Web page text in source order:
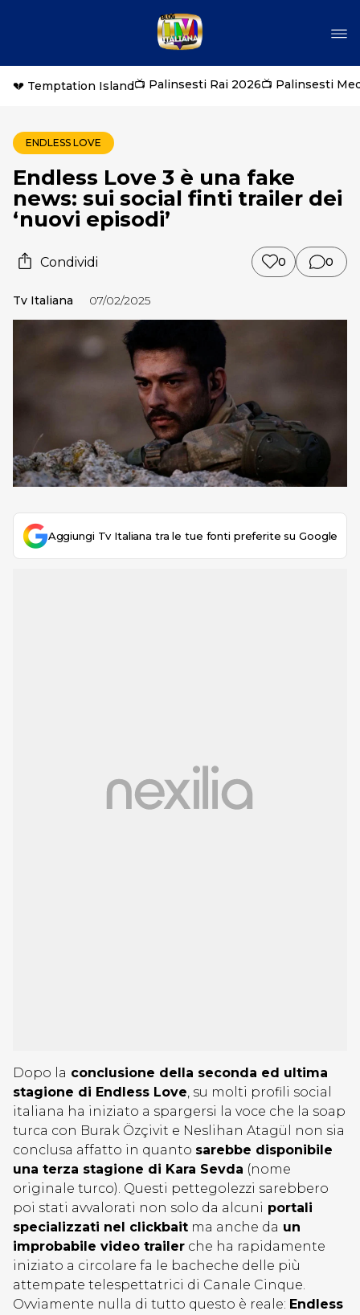
💔 Temptation Island📺 Palinsesti Rai 2026📺 Palinsesti
ENDLESS LOVE
Endless Love 3 è una fake
news: sui social finti trailer dei
‘nuovi episodi’
Condividi 0 0
Tv Italiana 07/02/2025
Aggiungi Tv Italiana tra le tue fonti preferite su Google
Dopo la conclusione della seconda ed ultima
stagione di Endless Love, su molti profili social
italiana ha iniziato a spargersi la voce che la soap
turca con Burak Özçivit e Neslihan Atagül non sia
conclusa affatto in quanto sarebbe disponibile
una terza stagione di Kara Sevda (nome
originale turco). Questi pettegolezzi sarebbero
poi stati avvalorati non solo da alcuni portali
specializzati nel clickbait ma anche da un
improbabile video trailer che ha rapidamente
iniziato a circolare fa le bacheche delle più
attempate telespettatrici di Canale Cinque.
Ovviamente nulla di tutto questo è reale: Endless